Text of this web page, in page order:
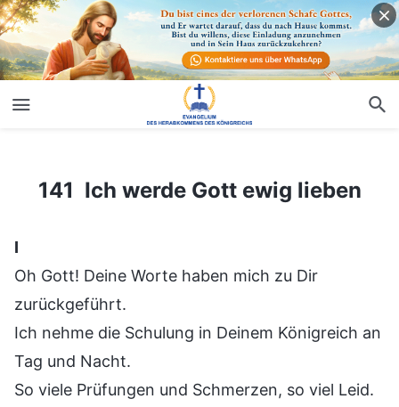
141 Ich werde Gott ewig lieben
141 Ich werde Gott ewig lieben
Ⅰ
Oh Gott! Deine Worte haben mich zu Dir
zurückgeführt.
Ich nehme die Schulung in Deinem Königreich an
Tag und Nacht.
So viele Prüfungen und Schmerzen, so viel Leid.